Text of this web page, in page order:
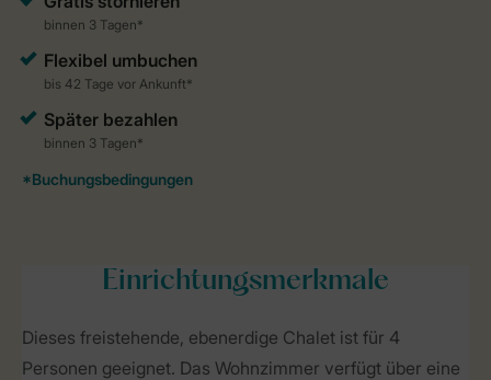
Einrichtungsmerkmale
Dieses freistehende, ebenerdige Chalet ist für 4
Personen geeignet. Das Wohnzimmer verfügt über eine